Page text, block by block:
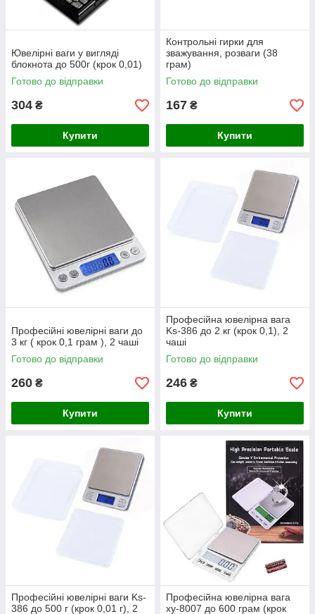
Ювелірні ваги у вигляді
блокнота до 500г (крок 0,01)
Готово до відправки
304 ₴
Купити
Контрольні гирки для
зважування, розваги (38
грам)
Готово до відправки
167 ₴
Купити
Професійні ювелірні ваги до
3 кг ( крок 0,1 грам ), 2 чаші
Готово до відправки
260 ₴
Купити
Професійна ювелірна вага
Ks-386 до 2 кг (крок 0,1), 2
чаші
Готово до відправки
246 ₴
Купити
Професійні ювелірні ваги Ks-
386 до 500 г (крок 0,01 г), 2
Професійна ювелірна вага
xy-8007 до 600 грам (крок